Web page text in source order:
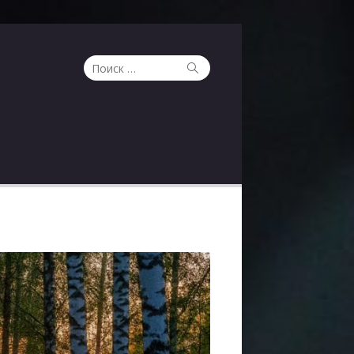
Поиск
по:
Поиск